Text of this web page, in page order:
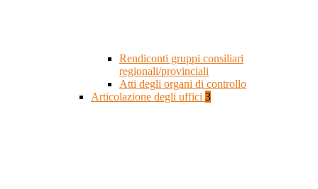
Rendiconti gruppi consiliari
regionali/provinciali
Atti degli organi di controllo
Articolazione degli uffici 3